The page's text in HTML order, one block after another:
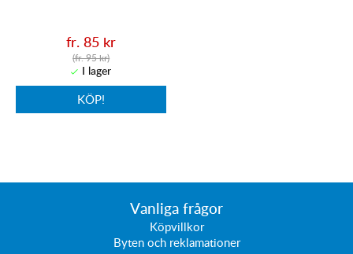
fr. 85 kr
(fr. 95 kr)
KÖP!
Vanliga frågor
Köpvillkor
Byten och reklamationer